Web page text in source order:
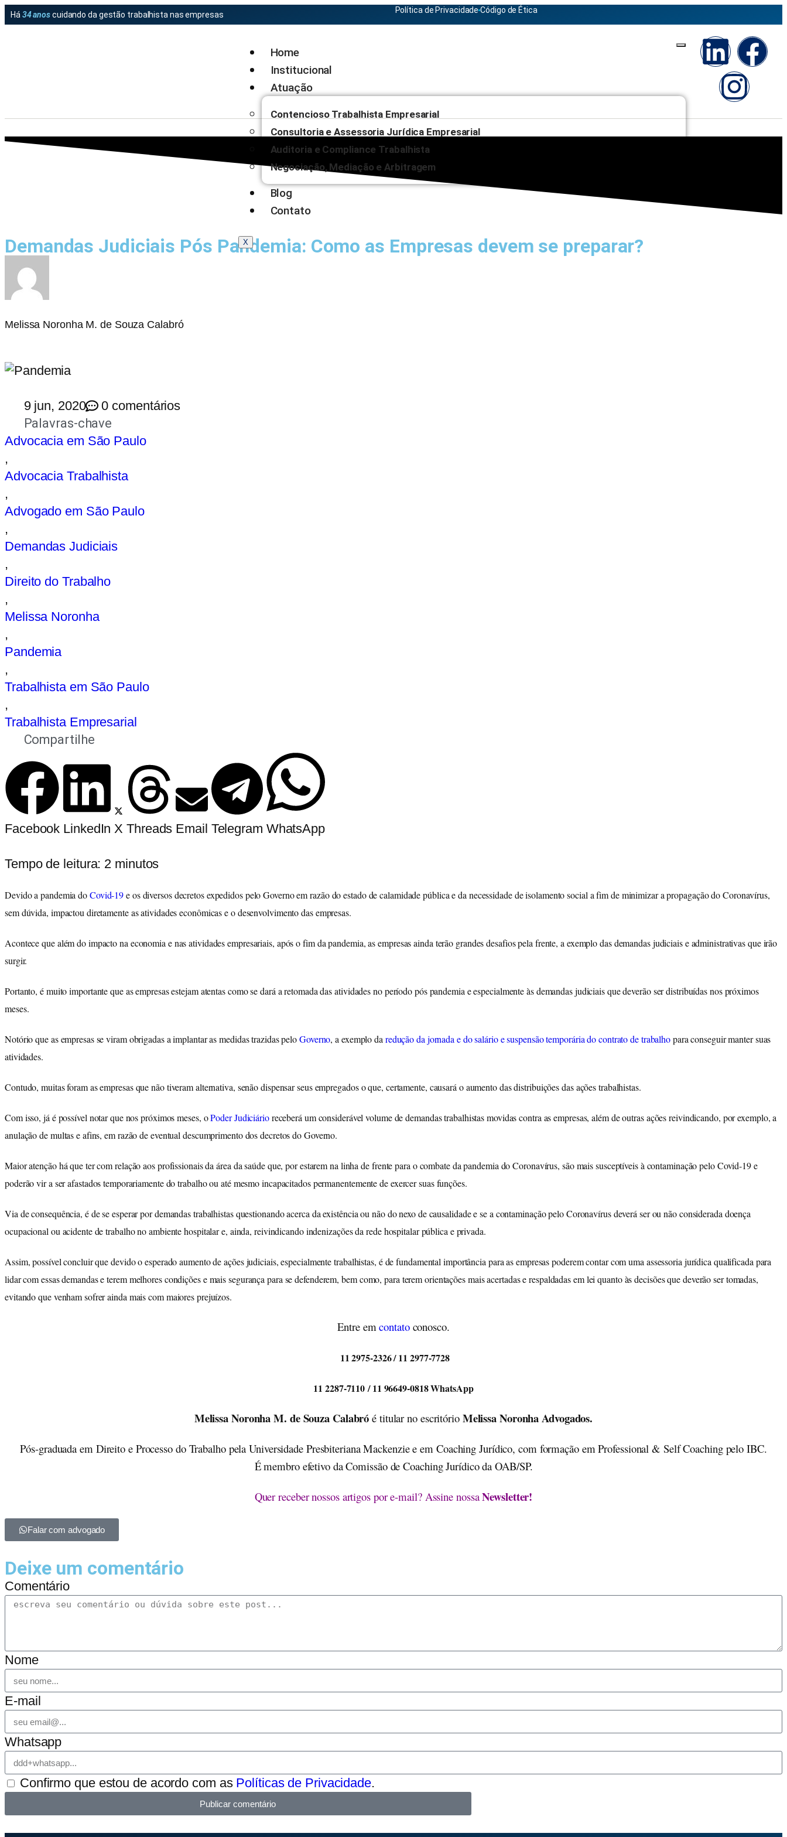
Há 34 anoscuidando da gestão trabalhista nas empresas Política de PrivacidadeCódigo de Ética
Home
Institucional
Atuação
Contencioso Trabalhista Empresarial
Consultoria e Assessoria Jurídica Empresarial
Auditoria e Compliance Trabalhista
Negociação, Mediação e Arbitragem
Blog
Contato
X
Demandas Judiciais Pós Pandemia: Como as Empresas devem se preparar?
Melissa Noronha M. de Souza Calabró
9 jun, 2020
0 comentários
Palavras-chave
Advocacia em São Paulo
,
Advocacia Trabalhista
,
Advogado em São Paulo
,
Demandas Judiciais
,
Direito do Trabalho
,
Melissa Noronha
,
Pandemia
,
Trabalhista em São Paulo
,
Trabalhista Empresarial
Compartilhe
Facebook LinkedIn X Threads Email Telegram WhatsApp
Tempo de leitura: 2 minutos
Devido a pandemia doCovid-19e os diversos decretos expedidos pelo Governo em razão do estado de calamidade pública e da necessidade de isolamento social a fim de minimizar a propagação do Coronavírus,
sem dúvida, impactou diretamente as atividades econômicas e o desenvolvimento das empresas.
Acontece que além do impacto na economia e nas atividades empresariais, após o fim da pandemia, as empresas ainda terão grandes desafios pela frente, a exemplo das demandas judiciais e administrativas que irão
surgir.
Portanto, é muito importante que as empresas estejam atentas como se dará a retomada das atividades no período pós pandemia e especialmente às demandas judiciais que deverão ser distribuídas nos próximos
meses.
Notório que as empresas se viram obrigadas a implantar as medidas trazidas peloGoverno, a exemplo da redução da jornada e do salário e suspensão temporária do contrato de trabalhopara conseguir manter suas
atividades.
Contudo, muitas foram as empresas que não tiveram alternativa, senão dispensar seus empregados o que, certamente, causará o aumento das distribuições das ações trabalhistas.
Com isso, já é possível notar que nos próximos meses, oPoder Judiciárioreceberá um considerável volume de demandas trabalhistas movidas contra as empresas, além de outras ações reivindicando, por exemplo, a
anulação de multas e afins, em razão de eventual descumprimento dos decretos do Governo.
Maior atenção há que ter com relação aos profissionais da área da saúde que, por estarem na linha de frente para o combate da pandemia do Coronavírus, são mais susceptíveis à contaminação pelo Covid-19 e
poderão vir a ser afastados temporariamente do trabalho ou até mesmo incapacitados permanentemente de exercer suas funções.
Via de consequência, é de se esperar por demandas trabalhistas questionando acerca da existência ou não do nexo de causalidade e se a contaminação pelo Coronavírus deverá ser ou não considerada doença
ocupacional ou acidente de trabalho no ambiente hospitalar e, ainda, reivindicando indenizações da rede hospitalar pública e privada.
Assim, possível concluir que devido o esperado aumento de ações judiciais, especialmente trabalhistas, é de fundamental importância para as empresas poderem contar com uma assessoria jurídica qualificada para
lidar com essas demandas e terem melhores condições e mais segurança para se defenderem, bem como, para terem orientações mais acertadas e respaldadas em lei quanto às decisões que deverão ser tomadas,
evitando que venham sofrer ainda mais com maiores prejuízos.
Entre emcontatoconosco.
11 2975-2326 / 11 2977-7728
11 2287-7110 / 11 96649-0818 WhatsApp
Melissa Noronha M. de Souza Calabró é titular no escritório Melissa Noronha Advogados.
Pós-graduada em Direito e Processo do Trabalho pela Universidade Presbiteriana Mackenzie e em Coaching Jurídico, com formação em Professional & Self Coaching pelo IBC.
É membro efetivo da Comissão de Coaching Jurídico da OAB/SP.
Quer receber nossos artigos por e-mail? Assine nossaNewsletter!
Falar com advogado
Deixe um comentário
Comentário
Nome
E-mail
Whatsapp
Confirmo que estou de acordo com as Políticas de Privacidade.
Publicar comentário